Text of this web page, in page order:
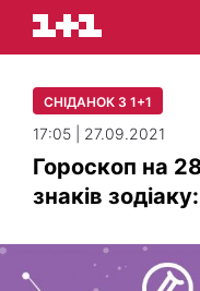
СНІДАНОК З 1+1
17:05 | 27.09.2021
Гороскоп на
знаків